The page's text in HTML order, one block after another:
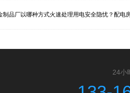
制品厂以哪种方式火速处理用电安全隐忧？配电
24小